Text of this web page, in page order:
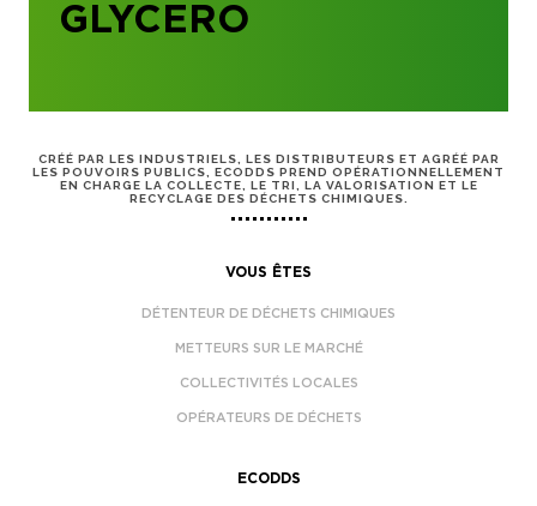
GLYCERO
CRÉÉ PAR LES INDUSTRIELS, LES DISTRIBUTEURS ET AGRÉÉ PAR
LES POUVOIRS PUBLICS, ECODDS PREND OPÉRATIONNELLEMENT
EN CHARGE LA COLLECTE, LE TRI, LA VALORISATION ET LE
RECYCLAGE DES DÉCHETS CHIMIQUES.
VOUS ÊTES
DÉTENTEUR DE DÉCHETS CHIMIQUES
METTEURS SUR LE MARCHÉ
COLLECTIVITÉS LOCALES
OPÉRATEURS DE DÉCHETS
ECODDS